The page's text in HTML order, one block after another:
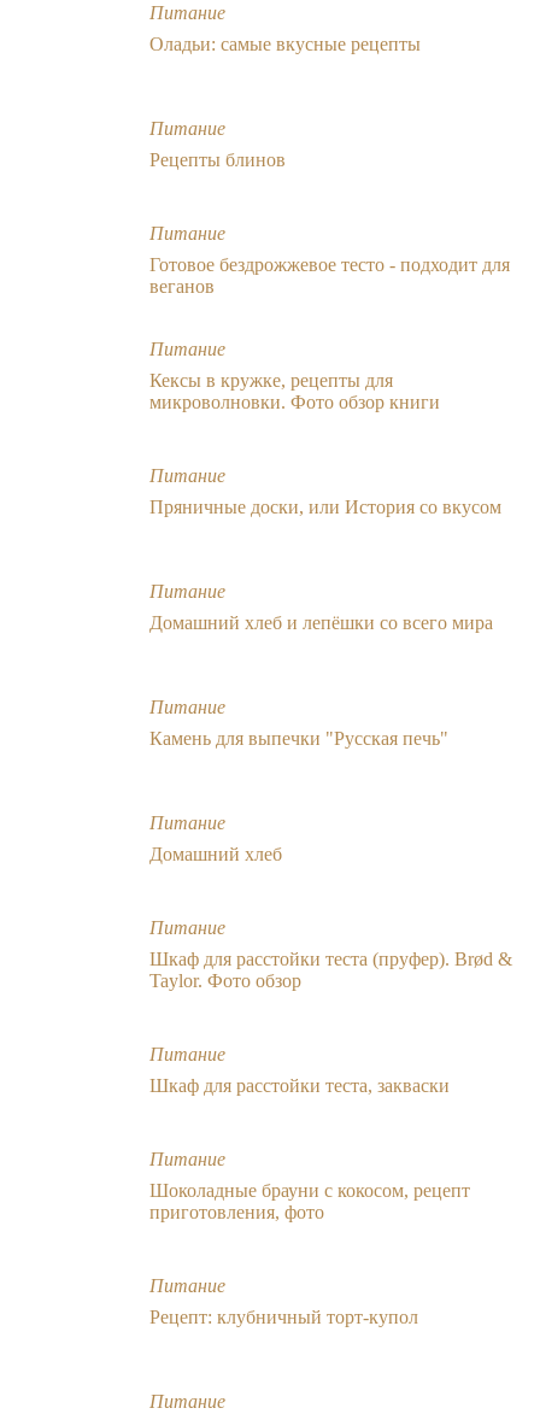
Питание
Оладьи: самые вкусные рецепты
Питание
Рецепты блинов
Питание
Готовое бездрожжевое тесто - подходит для
веганов
Питание
Кексы в кружке, рецепты для
микроволновки. Фото обзор книги
Питание
Пряничные доски, или История со вкусом
Питание
Домашний хлеб и лепёшки со всего мира
Питание
Камень для выпечки "Русская печь"
Питание
Домашний хлеб
Питание
Шкаф для расстойки теста (пруфер). Brød &
Taylor. Фото обзор
Питание
Шкаф для расстойки теста, закваски
Питание
Шоколадные брауни с кокосом, рецепт
приготовления, фото
Питание
Рецепт: клубничный торт-купол
Питание